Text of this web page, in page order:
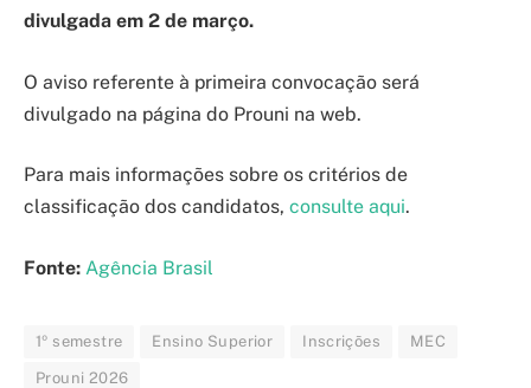
divulgada em 2 de março.
O aviso referente à primeira convocação será
divulgado na página do Prouni na web.
Para mais informações sobre os critérios de
classificação dos candidatos, consulte aqui.
Fonte: Agência Brasil
1º semestre Ensino Superior Inscrições MEC
Prouni 2026